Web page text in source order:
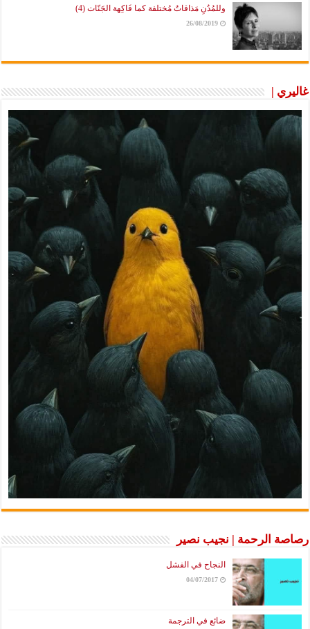
وللمُدُنِ مَذاقاتٌ مُختلفة كما فَاكِهة الجَنّات (4)
26/08/2019
غاليري |
رصاصة الرحمة | نجيب نصير
النجاح في الفشل
04/07/2017
ضائع في الترجمة